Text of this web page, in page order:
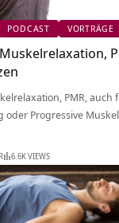
PODCAST VORTRÄGE
PMR,
oder Progressive
6.6K VIEWS